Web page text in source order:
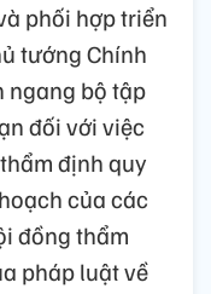
phối hợp triển
tướng Chính
ngang bộ tập
đối với việc
định quy
của các
đồng thẩm
pháp luật về